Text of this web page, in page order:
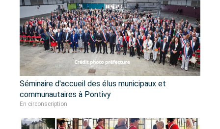
Séminaire d'accueil des élus municipaux et
communautaires à Pontivy
En circonscription